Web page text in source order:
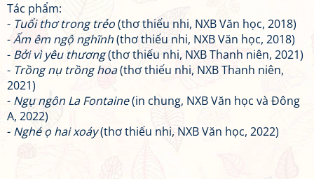
Tác phẩm:
- Tuổi thơ trong trẻo(thơ thiếu nhi, NXB Văn học, 2018)
-Ấm êm ngộ nghĩnh(thơ thiếu nhi, NXB Văn học, 2018)
- Bởi vì yêu thương(thơ thiếu nhi, NXB Thanh niên, 2021)
- Trồng nụ trồng hoa(thơ thiếu nhi, NXB Thanh niên,
2021)
- Ngụ ngôn La Fontaine(in chung, NXB Văn học và Đông
A, 2022)
- Nghé ọ hai xoáy(thơ thiếu nhi, NXB Văn học, 2022)